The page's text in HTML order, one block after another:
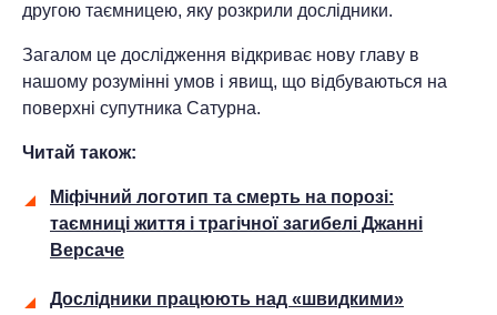
другою таємницею, яку розкрили дослідники.
Загалом це дослідження відкриває нову главу в
нашому розумінні умов і явищ, що відбуваються на
поверхні супутника Сатурна.
Читай також:
Міфічний логотип та смерть на порозі:
таємниці життя і трагічної загибелі Джанні
Версаче
Дослідники працюють над «швидкими»